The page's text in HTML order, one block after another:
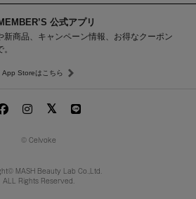
公式アプリ
新商品、キャンペーン情報、お得なクーポン
App Storeはこちら
© Celvoke
MASH Beauty Lab Co.,Ltd.
ALL Rights Reserved.